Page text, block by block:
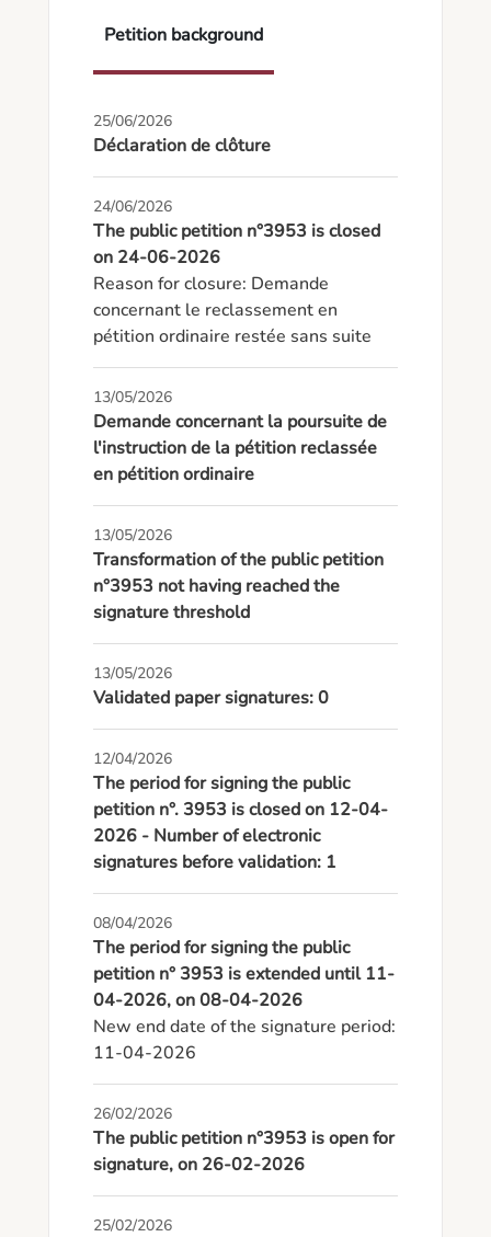
Petition background
25/06/2026
Déclaration de clôture
24/06/2026
The public petition n°3953 is closed
on 24-06-2026
Reason for closure: Demande
concernant le reclassement en
pétition ordinaire restée sans suite
13/05/2026
Demande concernant la poursuite de
l'instruction de la pétition reclassée
en pétition ordinaire
13/05/2026
Transformation of the public petition
n°3953 not having reached the
signature threshold
13/05/2026
Validated paper signatures: 0
12/04/2026
The period for signing the public
petition n°. 3953 is closed on 12-04-
2026 - Number of electronic
signatures before validation: 1
08/04/2026
The period for signing the public
petition n° 3953 is extended until 11-
04-2026, on 08-04-2026
New end date of the signature period:
11-04-2026
26/02/2026
The public petition n°3953 is open for
signature, on 26-02-2026
25/02/2026